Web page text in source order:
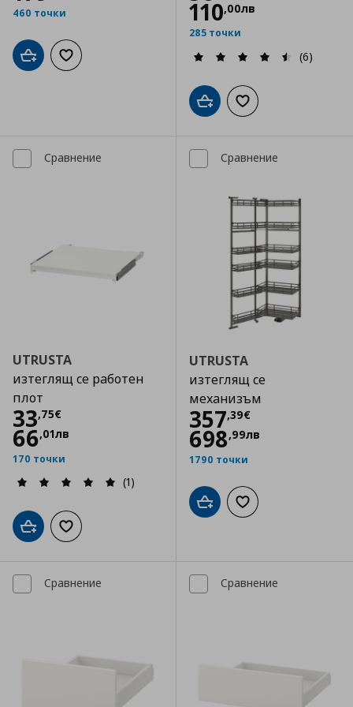
460 точки
Добави в кошницата
Добави към списъка с любими
110,00лв
285 точки
(6)
Добави в кошницата
Добави към
Сравнение
UTRUSTA
изтеглящ се работен
плот
33,75€
Цена
66,01лв
170 точки
(1)
Добави в кошницата
Добави към списъка с любими
Сравнение
UTRUSTA
изтеглящ се
механизъм
357,39€
Цена
698,99лв
1790 точки
Добави в кошницата
Добави към
Сравнение Сравнение